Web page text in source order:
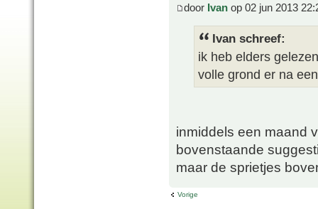
door Ivan op 02 jun 2013
Ivan schreef:
ik heb elders
volle grond er na
inmiddels een maand
bovenstaande
maar de sprietjes
Vorige